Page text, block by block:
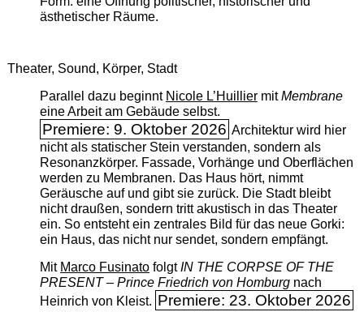
ästhetischer Räume.
Theater, Sound, Körper, Stadt
Parallel dazu beginnt Nicole L’Huilliermit ­Membrane
eine Arbeit am Gebäude selbst.
Premiere: 9. Oktober 2026 Architektur wird hier
nicht als statischer Stein verstanden, sondern als
Resonanzkörper. Fassade, Vorhänge und Oberflächen
werden zu Membranen. Das Haus hört, nimmt
Geräusche auf und gibt sie zurück. Die Stadt bleibt
nicht draußen, sondern tritt akustisch in das Theater
ein. So entsteht ein zentrales Bild für das neue Gorki:
ein Haus, das nicht nur sendet, sondern empfängt.
Mit Marco FusinatofolgtIN THE CORPSE OF THE
PRESENT – Prince Friedrich von Homburgnach
Heinrich von Kleist. Premiere: 23. Oktober 2026